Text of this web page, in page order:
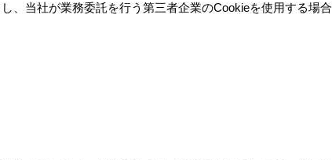
、当社が業務委託を行う第三者企業のCookieを使用する場合